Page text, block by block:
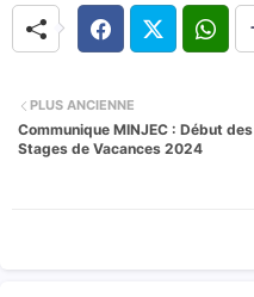
PLUS ANCIENNE
Communique MINJEC : Début des
Stages de Vacances 2024